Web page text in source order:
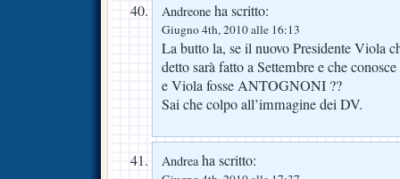
Andreone ha scritto:
Giugno 4th, 2010 alle 16:13
La butto la, se il nuovo Presidente Viola
detto sarà fatto a Settembre e che
e Viola fosse ANTOGNONI ??
Sai che colpo all’immagine dei DV.
Andreaha scritto: